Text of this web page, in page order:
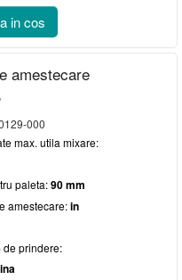
in cos
amestecare
000
max. utila mixare:
paleta:90 mm
amestecare:in
de prindere: